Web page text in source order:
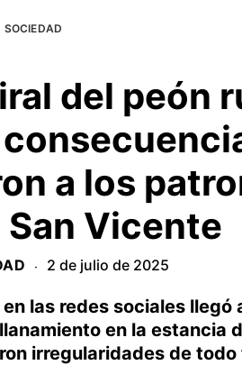
SOCIEDAD
del peón
a los
Vicente
· 2 de julio de 2025
las redes sociales llegó
en la estancia
irregularidades de todo